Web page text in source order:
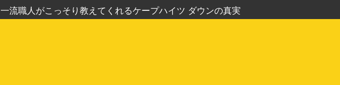
一流職人がこっそり教えてくれるケープハイツ ダウンの真実